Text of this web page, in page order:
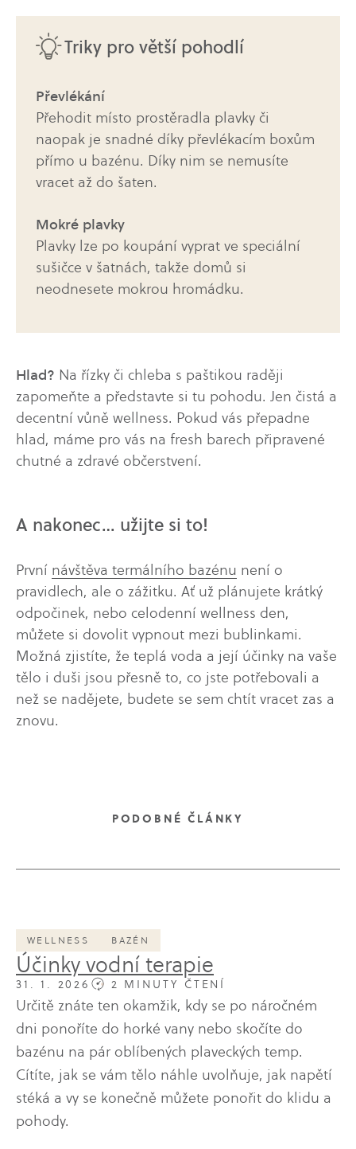
Triky pro větší pohodlí
Převlékání
Přehodit místo prostěradla plavky či
naopak je snadné díky převlékacím boxům
přímo u bazénu. Díky nim se nemusíte
vracet až do šaten.
Mokré plavky
Plavky lze po koupání vyprat ve speciální
sušičce v šatnách, takže domů si
neodnesete mokrou hromádku.
Hlad? Na řízky či chleba s paštikou raději
zapomeňte a představte si tu pohodu. Jen čistá a
decentní vůně wellness. Pokud vás přepadne
hlad, máme pro vás na fresh barech připravené
chutné a zdravé občerstvení.
A nakonec… užijte si to!
První návštěva termálního bazénu není o
pravidlech, ale o zážitku. Ať už plánujete krátký
odpočinek, nebo celodenní wellness den,
můžete si dovolit vypnout mezi bublinkami.
Možná zjistíte, že teplá voda a její účinky na vaše
tělo i duši jsou přesně to, co jste potřebovali a
než se nadějete, budete se sem chtít vracet zas a
znovu.
PODOBNÉ ČLÁNKY
WELLNESS BAZÉN
Účinky vodní terapie
31. 1. 2026 2 MINUTY ČTENÍ
Určitě znáte ten okamžik, kdy se po náročném
dni ponoříte do horké vany nebo skočíte do
bazénu na pár oblíbených plaveckých temp.
Cítíte, jak se vám tělo náhle uvolňuje, jak napětí
stéká a vy se konečně můžete ponořit do klidu a
pohody.